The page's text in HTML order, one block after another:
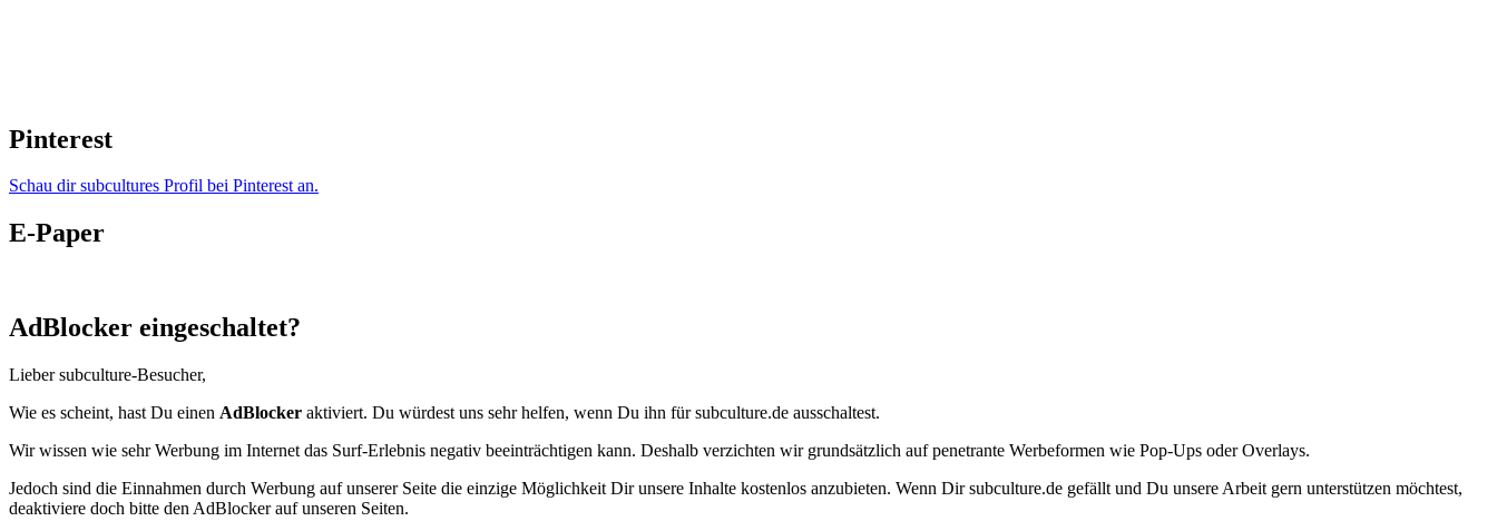
Pinterest
Schau dir subcultures Profil bei Pinterest an.
E-Paper
AdBlocker eingeschaltet?
Lieber subculture-Besucher,
Wie es scheint, hast Du einen AdBlocker aktiviert. Du würdest uns sehr helfen, wenn Du ihn für subculture.de ausschaltest.
Wir wissen wie sehr Werbung im Internet das Surf-Erlebnis negativ beeinträchtigen kann. Deshalb verzichten wir grundsätzlich auf penetrante Werbeformen wie Pop-Ups oder Overlays.
Jedoch sind die Einnahmen durch Werbung auf unserer Seite die einzige Möglichkeit Dir unsere Inhalte kostenlos anzubieten. Wenn Dir subculture.de gefällt und Du unsere Arbeit gern unterstützen möchtest,
deaktiviere doch bitte den AdBlocker auf unseren Seiten.